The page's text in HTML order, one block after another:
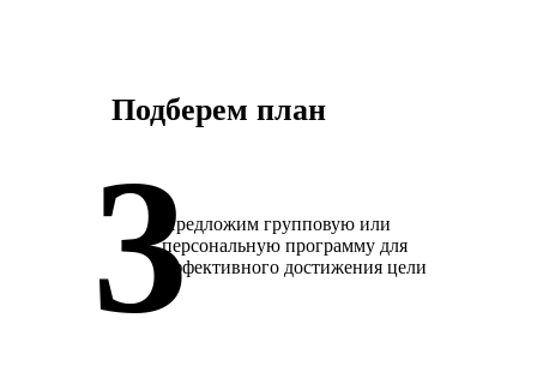
Подберем план
Предложим групповую или
персональную программу для
эффективного достижения цели